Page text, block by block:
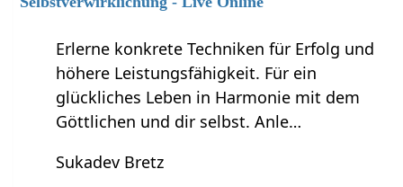
Erlerne konkrete Techniken für Erfolg und
höhere Leistungsfähigkeit. Für ein
glückliches Leben in Harmonie mit dem
Göttlichen und dir selbst. Anle…
Sukadev Bretz